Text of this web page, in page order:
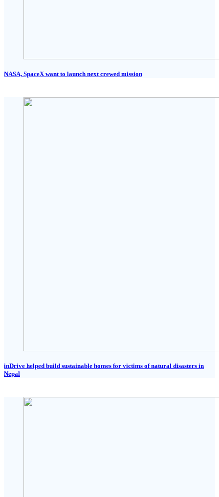
NASA, SpaceX want to launch next crewed mission
inDrive helped build sustainable homes for victims of natural disasters in
Nepal